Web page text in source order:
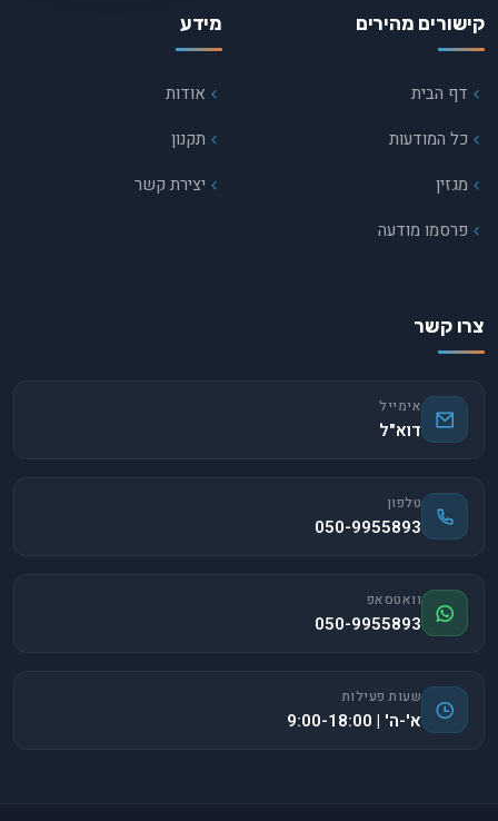
קישורים מהירים
דף הבית
כל המודעות
מגזין
פרסמו מודעה
מידע
אודות
תקנון
יצירת קשר
צרו קשר
אימייל
דוא"ל
טלפון
050-9955893
וואטסאפ
050-9955893
שעות פעילות
א'-ה' | 9:00-18:00